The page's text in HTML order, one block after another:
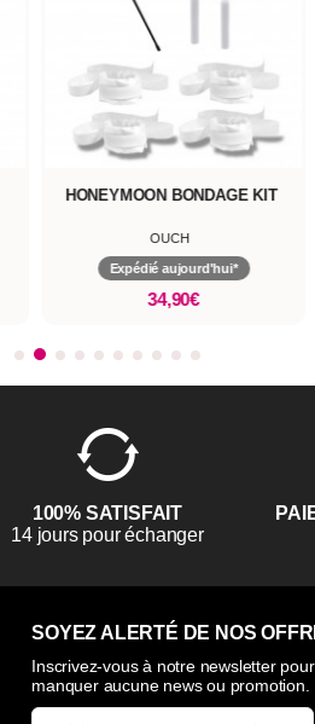
HONEYMOON BONDAGE KIT
OUCH
Expédié aujourd'hui*
34,90€
100% SATISFAIT
14 jours pour échanger
SOYEZ ALERTÉ DE NOS
Inscrivez-vous à notre newsletter
manquer aucune news ou promotion.